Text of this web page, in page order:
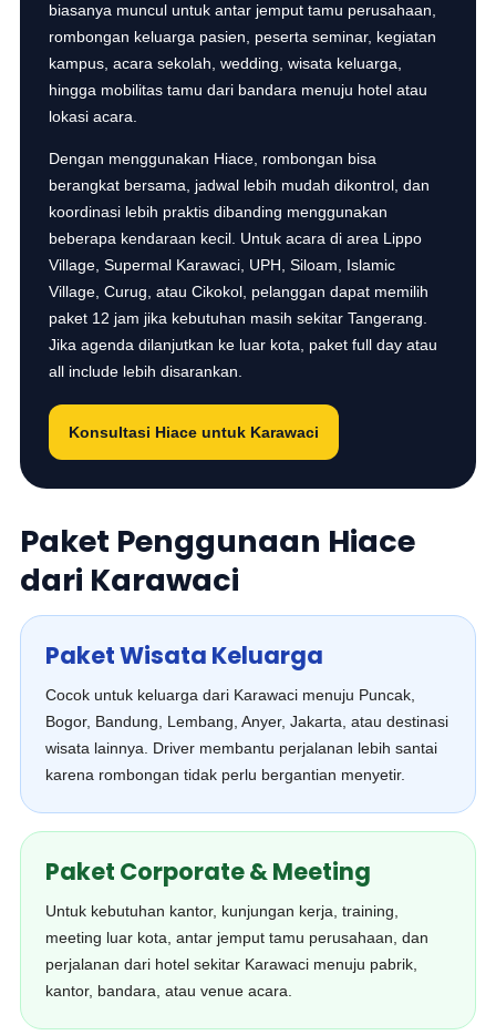
biasanya muncul untuk antar jemput tamu perusahaan,
rombongan keluarga pasien, peserta seminar, kegiatan
kampus, acara sekolah, wedding, wisata keluarga,
hingga mobilitas tamu dari bandara menuju hotel atau
lokasi acara.
Dengan menggunakan Hiace, rombongan bisa
berangkat bersama, jadwal lebih mudah dikontrol, dan
koordinasi lebih praktis dibanding menggunakan
beberapa kendaraan kecil. Untuk acara di area Lippo
Village, Supermal Karawaci, UPH, Siloam, Islamic
Village, Curug, atau Cikokol, pelanggan dapat memilih
paket 12 jam jika kebutuhan masih sekitar Tangerang.
Jika agenda dilanjutkan ke luar kota, paket full day atau
all include lebih disarankan.
Konsultasi Hiace untuk Karawaci
Paket Penggunaan Hiace
dari Karawaci
Paket Wisata Keluarga
Cocok untuk keluarga dari Karawaci menuju Puncak,
Bogor, Bandung, Lembang, Anyer, Jakarta, atau destinasi
wisata lainnya. Driver membantu perjalanan lebih santai
karena rombongan tidak perlu bergantian menyetir.
Paket Corporate & Meeting
Untuk kebutuhan kantor, kunjungan kerja, training,
meeting luar kota, antar jemput tamu perusahaan, dan
perjalanan dari hotel sekitar Karawaci menuju pabrik,
kantor, bandara, atau venue acara.